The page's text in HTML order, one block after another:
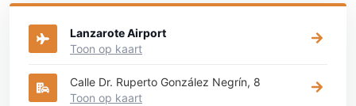
Lanzarote Airport
Toon op kaart
Calle Dr. Ruperto González Negrín, 8
Toon op kaart